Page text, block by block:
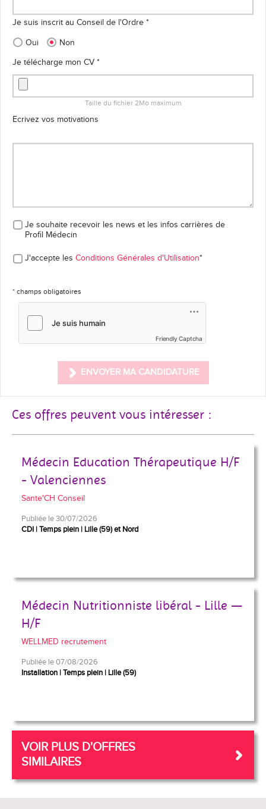
Je suis inscrit au Conseil de l'Ordre *
Oui
Non
Je télécharge mon CV *
Taille du fichier 2Mo maximum
Ecrivez vos motivations
Je souhaite recevoir les news et les infos carrières de
Profil Médecin
J'accepte les Conditions Générales d'Utilisation*
* champs obligatoires
Friendly Captcha
ENVOYER MA CANDIDATURE
Ces offres peuvent vous intéresser :
Médecin Education Thérapeutique H/F
- Valenciennes
Sante'CH Conseil
Publiée le 30/07/2026
CDI Temps plein Lille (59) et Nord
Médecin Nutritionniste libéral - Lille —
H/F
WELLMED recrutement
Publiée le 07/08/2026
Installation Temps plein Lille (59)
VOIR PLUS D'OFFRES
SIMILAIRES